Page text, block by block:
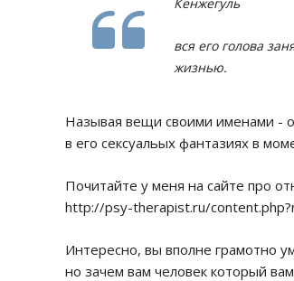
вся его голова
жизнью.
Называя вещи своими именами -
в его сексуальых фантазиях в
Почитайте у меня на сайте про
http://psy-therapist.ru/
Интересно, вы вполне грамотно
но зачем вам человек который